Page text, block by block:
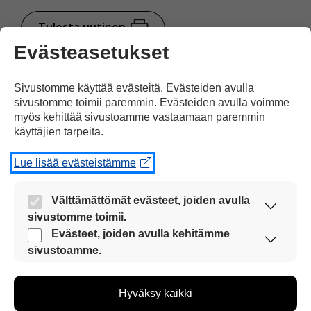
Tulosta uutinen
Jaa Facebookissa
Kommentoi
Voit kirjoittaa mielipiteesi
kommenttilaatikkoon.
Evästeasetukset
Sivustomme käyttää evästeitä. Evästeiden avulla
sivustomme toimii paremmin. Evästeiden avulla voimme
myös kehittää sivustoamme vastaamaan paremmin
käyttäjien tarpeita.
Lue lisää evästeistämme
Välttämättömät evästeet, joiden avulla
sivustomme toimii.
Nämä evästeet ovat aina käytössä, jotta
sivustoamme voi käyttää sujuvasti ja turvallisesti.
Evästeet, joiden avulla kehitämme
sivustoamme.
kehittää sivustoamme vastaamaan paremmin
Hyväksy kaikki